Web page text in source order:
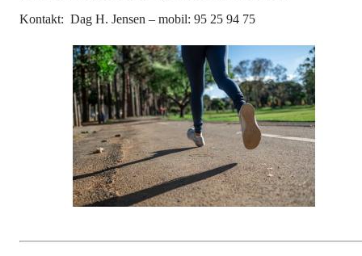
Kontakt: Dag H. Jensen – mobil: 95 25 94 75